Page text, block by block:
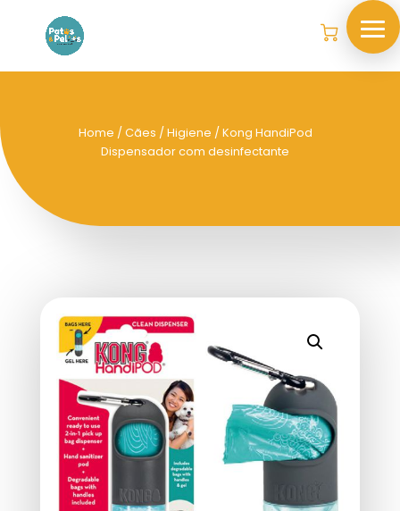
Home /Cães /Higiene / Kong HandiPod
Dispensador com desinfectante